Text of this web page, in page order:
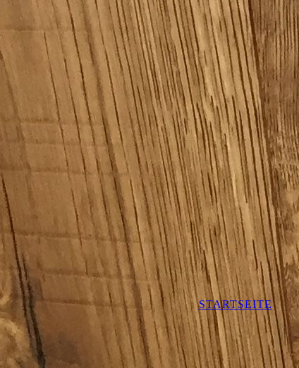
STARTSEITE